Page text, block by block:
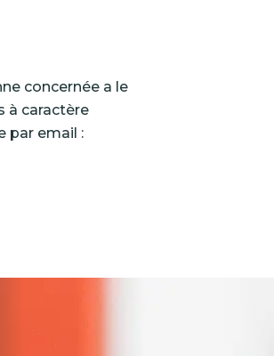
concernée a le
à caractère
par email :